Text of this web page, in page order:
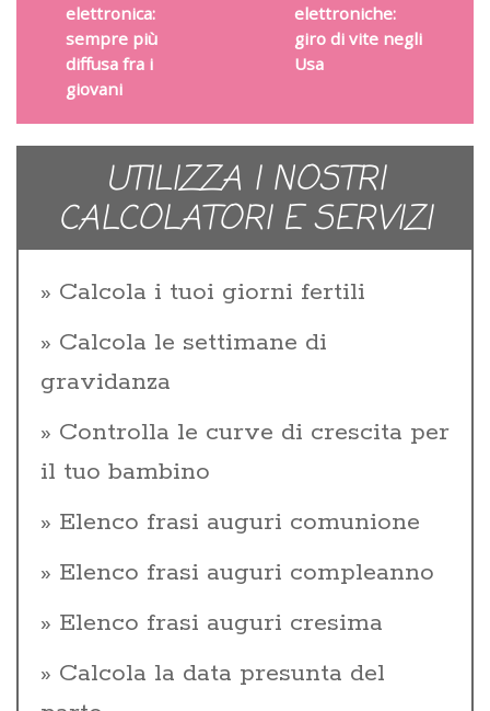
elettronica:
sempre più
diffusa fra i
giovani
elettroniche:
giro di vite negli
Usa
UTILIZZA I NOSTRI
CALCOLATORI E SERVIZI
Calcola i tuoi giorni fertili
Calcola le settimane di
gravidanza
Controlla le curve di crescita per
il tuo bambino
Elenco frasi auguri comunione
Elenco frasi auguri compleanno
Elenco frasi auguri cresima
Calcola la data presunta del